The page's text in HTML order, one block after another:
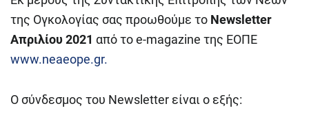
της Ογκολογίας σας προωθούμε το Newsletter
Απριλίου 2021 από το e-magazine της ΕΟΠΕ
www.neaeope.gr.
Ο σύνδεσμος του Newsletter είναι ο εξής: